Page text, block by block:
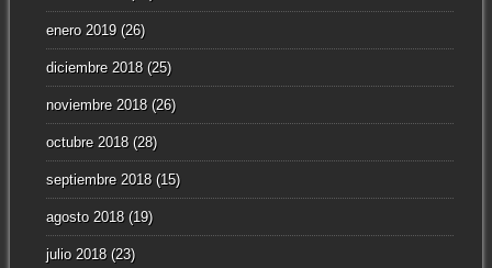
enero 2019(26)
diciembre 2018(25)
noviembre 2018(26)
octubre 2018(28)
septiembre 2018(15)
agosto 2018(19)
julio 2018(23)